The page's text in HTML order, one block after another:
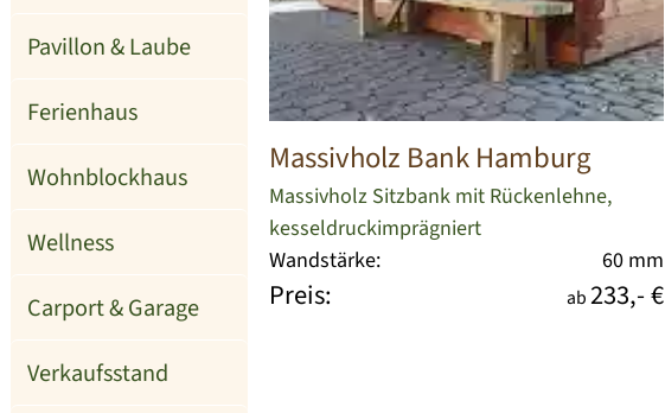
Pavillon & Laube
Ferienhaus
Wohnblockhaus
Wellness
Carport & Garage
Verkaufsstand
Massivholz Bank Hamburg
Massivholz Sitzbank mit Rückenlehne,
kesseldruckimprägniert
Wandstärke:
60 mm
Preis: ab233,- €